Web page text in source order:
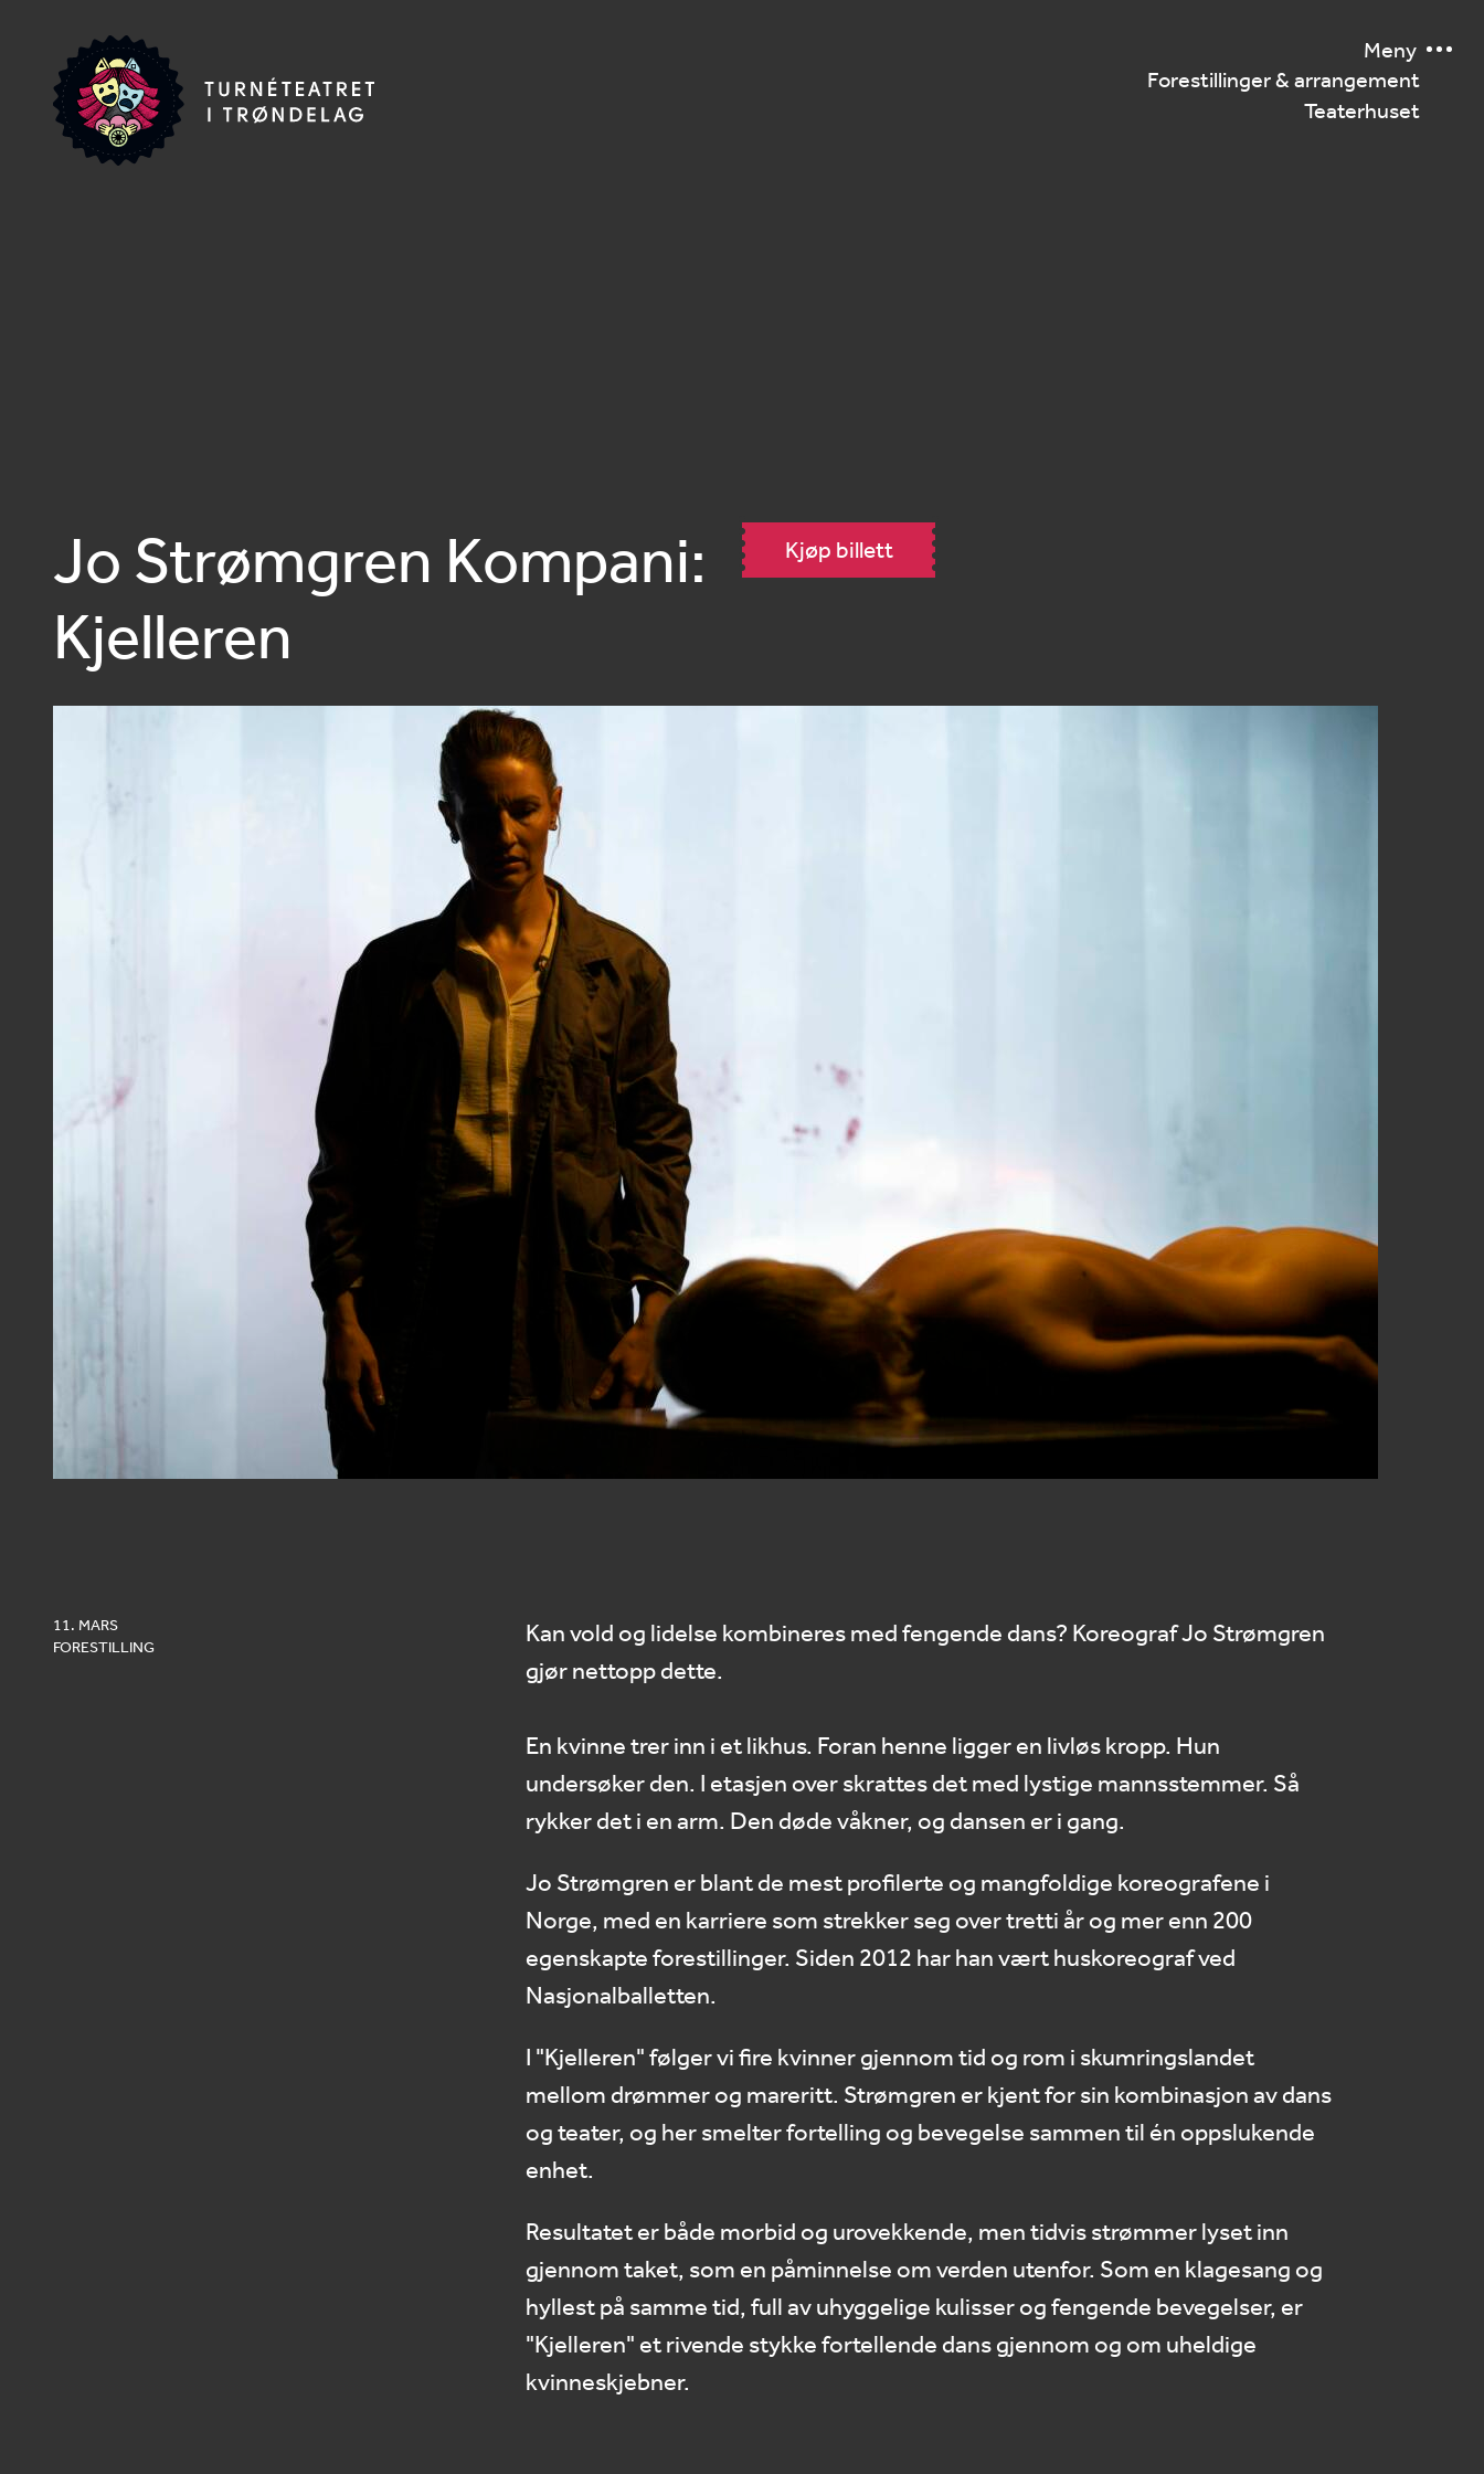
Meny
Forestillinger & arrangement
Teaterhuset
Jo Strømgren Kompani:
Kjelleren
Kjøp billett
11. MARS
FORESTILLING
Kan vold og lidelse kombineres med fengende dans? Koreograf Jo Strømgren
gjør nettopp dette.
En kvinne trer inn i et likhus. Foran henne ligger en livløs kropp. Hun
undersøker den. I etasjen over skrattes det med lystige mannsstemmer. Så
rykker det i en arm. Den døde våkner, og dansen er i gang.
Jo Strømgren er blant de mest profilerte og mangfoldige koreografene i
Norge, med en karriere som strekker seg over tretti år og mer enn 200
egenskapte forestillinger. Siden 2012 har han vært huskoreograf ved
Nasjonalballetten.
I "Kjelleren" følger vi fire kvinner gjennom tid og rom i skumringslandet
mellom drømmer og mareritt. Strømgren er kjent for sin kombinasjon av dans
og teater, og her smelter fortelling og bevegelse sammen til én oppslukende
enhet.
Resultatet er både morbid og urovekkende, men tidvis strømmer lyset inn
gjennom taket, som en påminnelse om verden utenfor. Som en klagesang og
hyllest på samme tid, full av uhyggelige kulisser og fengende bevegelser, er
"Kjelleren" et rivende stykke fortellende dans gjennom og om uheldige
kvinneskjebner.